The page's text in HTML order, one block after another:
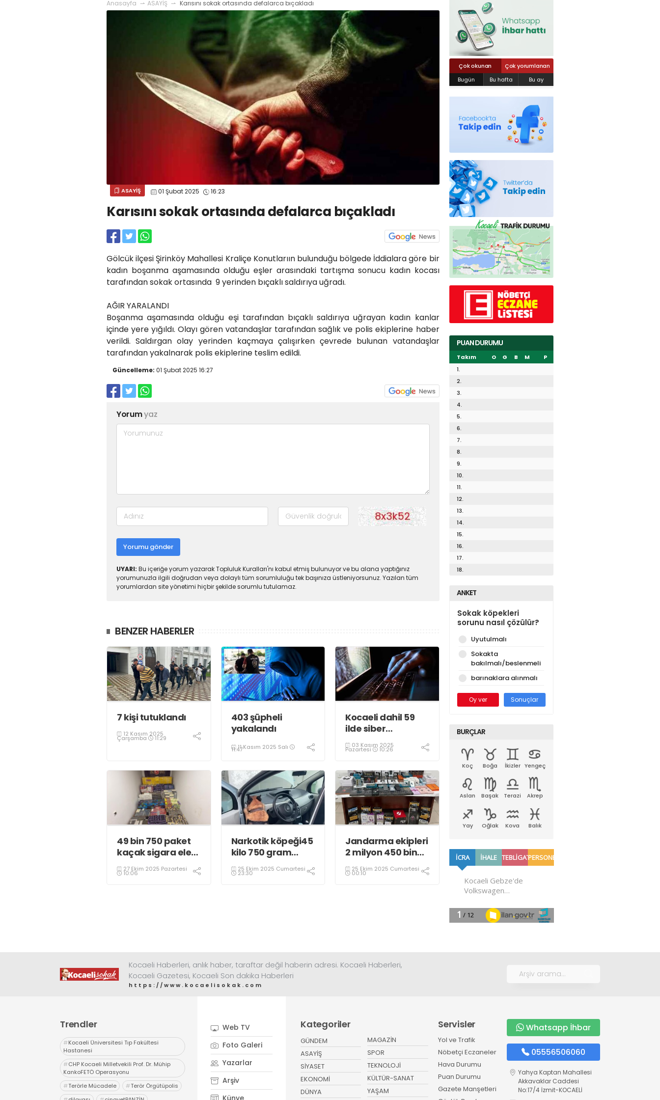
Anasayfa ASAYİŞ Karısını sokak ortasında defalarca bıçakladı
ASAYİŞ 01 Şubat 2025 16:23
Karısını sokak ortasında defalarca bıçakladı
Gölcük ilçesi Şirinköy Mahallesi Kraliçe Konutlarıın bulunduğu bölgede İddialara göre bir
kadın boşanma aşamasında olduğu eşler arasındaki tartışma sonucu kadın kocası
tarafından sokak ortasında 9 yerinden bıçaklı saldırıya uğradı.
AĞIR YARALANDI
Boşanma aşamasında olduğu eşi tarafından bıçaklı saldırıya uğrayan kadın kanlar
içinde yere yığıldı. Olayı gören vatandaşlar tarafından sağlık ve polis ekiplerine haber
verildi. Saldırgan olay yerinden kaçmaya çalışırken çevrede bulunan vatandaşlar
tarafından yakalnarak polis ekiplerine teslim edildi.
Güncelleme: 01 Şubat 2025 16:27
Yorumyaz
Yorumu gönder
UYARI: Bu içeriğe yorum yazarak Topluluk Kuralları'nı kabul etmiş bulunuyor ve bu alana yaptığınız
yorumunuzla ilgili doğrudan veya dolaylı tüm sorumluluğu tek başınıza üstleniyorsunuz. Yazılan tüm
yorumlardan site yönetimi hiçbir şekilde sorumlu tutulamaz.
BENZER HABERLER
7 kişi tutuklandı
12 Kasım 2025
Çarşamba 11:29
403 şüpheli
yakalandı
11 Kasım 2025 Salı
11:47
Kocaeli dahil 59
ilde siber
dolandırıcılık
operasyonu
03 Kasım 2025
Pazartesi 10:26
49 bin 750 paket
kaçak sigara ele
geçirildi
27 Ekim 2025 Pazartesi
10:06
Narkotik köpeği45
kilo 750 gram
eroin buldu
25 Ekim 2025 Cumartesi
23:30
Jandarma ekipleri
2 milyon 450 bin
TL’lik kaçak ürün
ele geçirdi
25 Ekim 2025 Cumartesi
00:10
Çok okunan
Çok yorumlanan
Bugün
Bu hafta Bu ay
PUAN DURUMU
Takım O G B M
P
1.
2.
3.
4.
5.
6.
7.
8.
9.
10.
11.
12.
13.
14.
15.
16.
17.
18.
ANKET
Sokak köpekleri
sorunu nasıl çözülür?
Uyutulmalı
Sokakta
bakılmalı/beslenmeli
barınaklara alınmalı
Oy ver Sonuçlar
BURÇLAR
Koç Boğa İkizler Yengeç
Aslan Başak Terazi Akrep
Yay Oğlak Kova Balık
Kocaeli Haberleri, anlık haber, taraftar değil haberin adresi. Kocaeli Haberleri,
Kocaeli Gazetesi, Kocaeli Son dakika Haberleri
https://www.kocaelisokak.com
Trendler
#Kocaeli Üniversitesi Tıp Fakültesi
Hastanesi
#CHP Kocaeli Milletvekili Prof. Dr. Mühip
KankoFETÖ Operasyonu
#Terörle Mücadele #Terör Örgütüpolis
Web TV
Foto Galeri
Yazarlar
Arşiv
Künye
Kategoriler
GÜNDEM
ASAYİŞ
SİYASET
EKONOMİ
DÜNYA
MAGAZİN
SPOR
TEKNOLOJİ
KÜLTÜR-SANAT
YAŞAM
Servisler
Yol ve Trafik
Nöbetçi Eczaneler
Hava Durumu
Puan Durumu
Gazete Manşetleri
Whatsapp İhbar
05556506060
Yahya Kaptan Mahallesi
Akkavaklar Caddesi
No:17/4 İzmit-KOCAELİ
Yahya Kaptan Mahallesi Akkavaklar
Caddesi No:17/4 İzmit-KOCAELİ